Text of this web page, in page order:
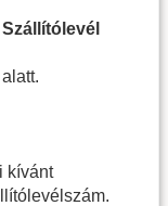
Szállítólevél
kívánt